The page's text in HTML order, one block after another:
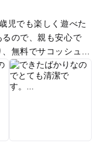
児でも楽しく遊べた
ので、親も安心で
無料でサコッシュを
おむつ替えスペース
す。 気になったとこ
るため、目が届かな